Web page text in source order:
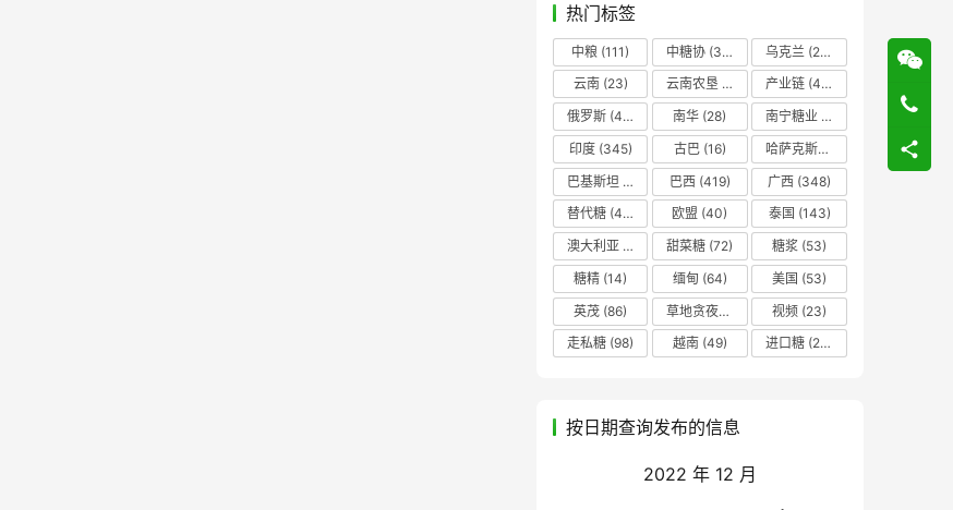
热门标签
中粮 (111) 中糖协 (37) 乌克兰 (20)
云南(23) 云南农垦 产业链 (42)
俄罗斯 (43) 南华 (28) 南宁糖业
印度(345) 古巴(16) 哈萨克斯坦
巴基斯坦
巴西(419) 广西 (348)
替代糖 (48) 欧盟 (40) 泰国 (143)
澳大利亚
甜菜糖 (72) 糖浆 (53)
糖精 (14) 缅甸 (64) 美国 (53)
英茂 (86) 草地贪夜蛾 视频 (23)
走私糖 (98) 越南(49) 进口糖 (236)
按日期查询发布的信息
2022 年 12 月